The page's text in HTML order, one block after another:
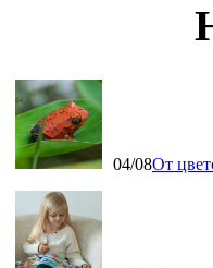
04/08От